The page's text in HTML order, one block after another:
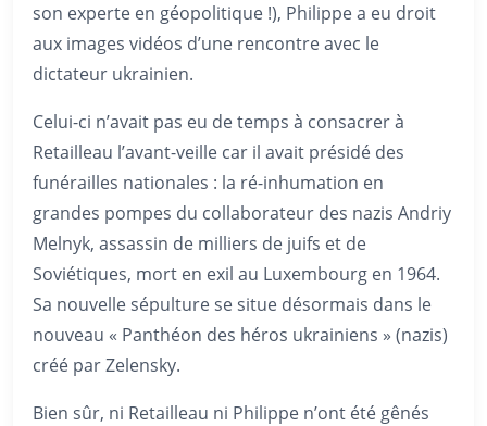
son experte en géopolitique !), Philippe a eu droit
aux images vidéos d’une rencontre avec le
dictateur ukrainien.
Celui-ci n’avait pas eu de temps à consacrer à
Retailleau l’avant-veille car il avait présidé des
funérailles nationales : la ré-inhumation en
grandes pompes du collaborateur des nazis Andriy
Melnyk, assassin de milliers de juifs et de
Soviétiques, mort en exil au Luxembourg en 1964.
Sa nouvelle sépulture se situe désormais dans le
nouveau « Panthéon des héros ukrainiens » (nazis)
créé par Zelensky.
Bien sûr, ni Retailleau ni Philippe n’ont été gênés